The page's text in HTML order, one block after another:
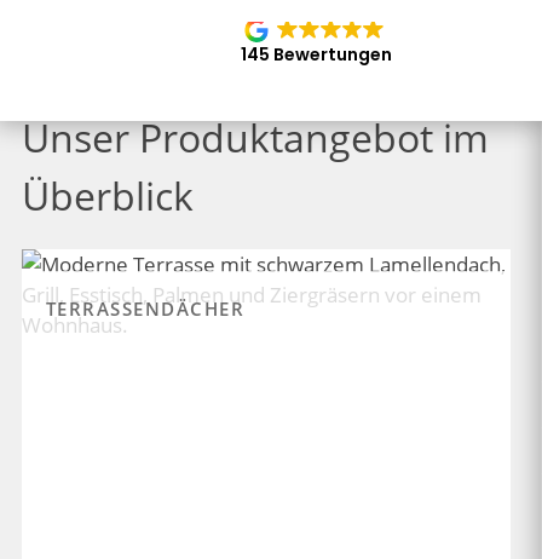
145 Bewertungen
Unser Produktangebot im
Überblick
TERRASSENDÄCHER